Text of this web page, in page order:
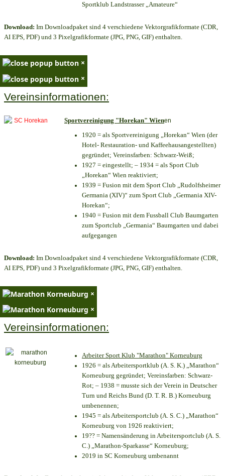
Sportklub Landstrasser „Amateure“
Download: Im Downloadpaket sind 4 verschiedene Vektorgrafikformate (CDR,
AI EPS, PDF) und 3 Pixelgrafikformate (JPG, PNG, GIF) enthalten.
×
×
Vereinsinformationen:
Sportvereinigung "Horekan" Wienen
1920 = als Sportvereinigung „Horekan“ Wien (der
Hotel- Restauration- und Kaffeehausangestellten)
gegründet; Vereinsfarben: Schwarz-Weiß;
1927 = eingestellt; – 1934 = als Sport Club
„Horekan“ Wien reaktiviert;
1939 = Fusion mit dem Sport Club „Rudolfsheimer
Germania (XIV)“ zum Sport Club „Germania XIV-
Horekan“;
1940 = Fusion mit dem Fussball Club Baumgarten
zum Sportclub „Germania“ Baumgarten und dabei
aufgegangen
Download: Im Downloadpaket sind 4 verschiedene Vektorgrafikformate (CDR,
AI EPS, PDF) und 3 Pixelgrafikformate (JPG, PNG, GIF) enthalten.
×
×
Vereinsinformationen:
Arbeiter Sport Klub "Marathon" Korneuburg
1926 = als Arbeitersportklub (A. S. K.) „Marathon“
Korneuburg gegründet; Vereinsfarben: Schwarz-
Rot; – 1938 = musste sich der Verein in Deutscher
Turn und Reichs Bund (D. T. R. B.) Korneuburg
umbenennen;
1945 = als Arbeitersportclub (A. S. C.) „Marathon“
Korneuburg von 1926 reaktiviert;
19?? = Namensänderung in Arbeitersportclub (A. S.
C.) „Marathon-Sparkasse“ Korneuburg;
2019 in SC Korneuburg umbenannt